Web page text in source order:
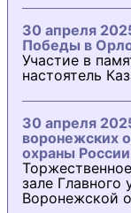
30 апреля
Победы в
Участие в
настоятель
30 апреля
воронежских
охраны России
зале
Воронежской